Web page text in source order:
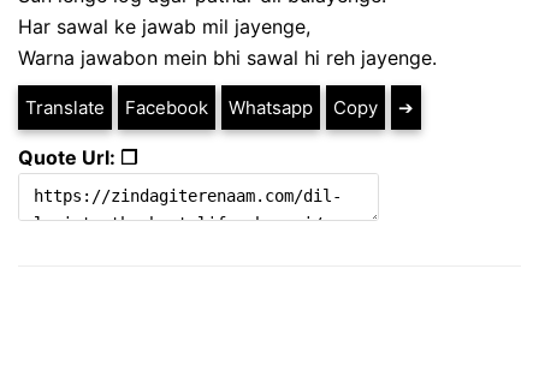
Har sawal ke jawab mil jayenge,
Warna jawabon mein bhi sawal hi reh jayenge.
Translate Facebook Whatsapp Copy ➔
Quote Url: ❐